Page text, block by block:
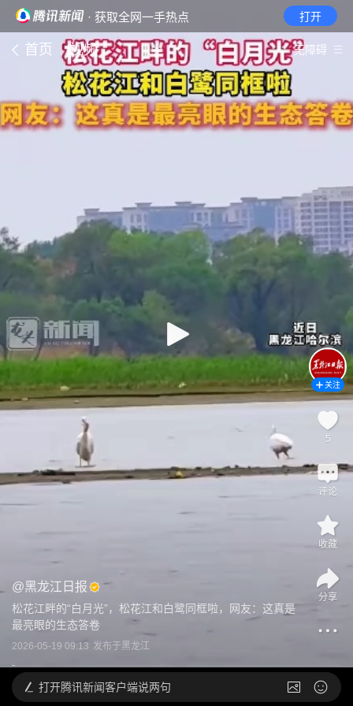
· 获取全网一手热点 打开
首页 视频 无障碍
@黑龙江日报
松花江畔的“白月光”，松花江和白鹭同框啦，网友：这真是
最亮眼的生态答卷
2026-05-19 09:13 发布于黑龙江
关注
5
评论
收藏
分享
打开腾讯新闻客户端说两句